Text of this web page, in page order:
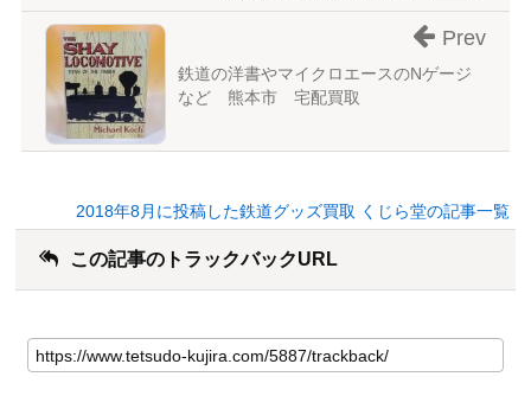
鉄道の洋書やマイクロエースのNゲージ
など 熊本市 宅配買取
Prev
2018年8月に投稿した鉄道グッズ買取 くじら堂の記事一覧
この記事のトラックバックURL